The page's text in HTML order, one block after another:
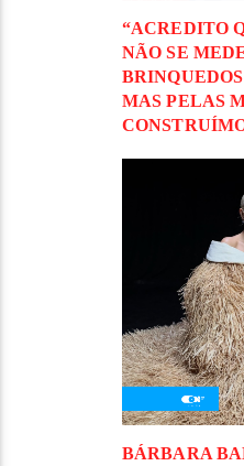
“ACREDITO
NÃO SE
MAS PELAS
BÁRBARA